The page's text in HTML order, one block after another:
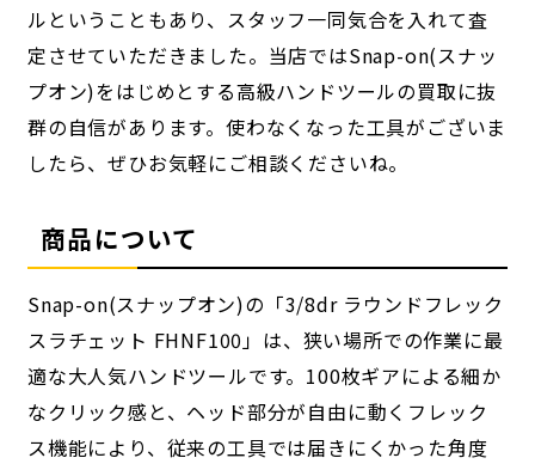
ルということもあり、スタッフ一同気合を入れて査
定させていただきました。当店ではSnap-on(スナッ
プオン)をはじめとする高級ハンドツールの買取に抜
群の自信があります。使わなくなった工具がございま
したら、ぜひお気軽にご相談くださいね。
商品について
Snap-on(スナップオン)の「3/8dr ラウンドフレック
スラチェット FHNF100」は、狭い場所での作業に最
適な大人気ハンドツールです。100枚ギアによる細か
なクリック感と、ヘッド部分が自由に動くフレック
ス機能により、従来の工具では届きにくかった角度